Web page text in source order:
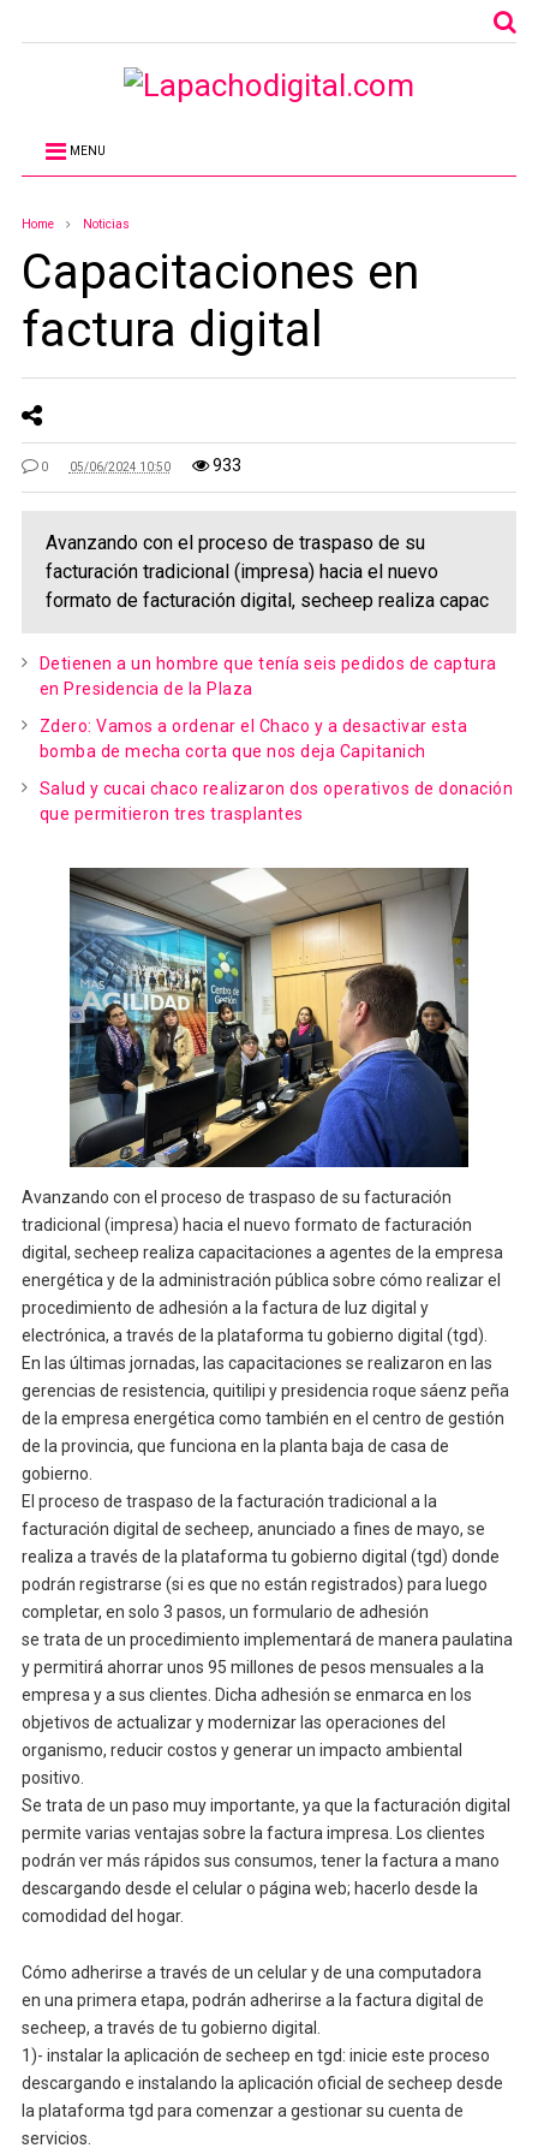
MENU
Home Noticias
Capacitaciones en
factura digital
0 05/06/2024 10:50 933
Avanzando con el proceso de traspaso de su
facturación tradicional (impresa) hacia el nuevo
formato de facturación digital, secheep realiza capac
Detienen a un hombre que tenía seis pedidos de captura
en Presidencia de la Plaza
Zdero: Vamos a ordenar el Chaco y a desactivar esta
bomba de mecha corta que nos deja Capitanich
Salud y cucai chaco realizaron dos operativos de donación
que permitieron tres trasplantes
Avanzando con el proceso de traspaso de su facturación
tradicional (impresa) hacia el nuevo formato de facturación
digital, secheep realiza capacitaciones a agentes de la empresa
energética y de la administración pública sobre cómo realizar el
procedimiento de adhesión a la factura de luz digital y
electrónica, a través de la plataforma tu gobierno digital (tgd).
En las últimas jornadas, las capacitaciones se realizaron en las
gerencias de resistencia, quitilipi y presidencia roque sáenz peña
de la empresa energética como también en el centro de gestión
de la provincia, que funciona en la planta baja de casa de
gobierno.
El proceso de traspaso de la facturación tradicional a la
facturación digital de secheep, anunciado a fines de mayo, se
realiza a través de la plataforma tu gobierno digital (tgd) donde
podrán registrarse (si es que no están registrados) para luego
completar, en solo 3 pasos, un formulario de adhesión
se trata de un procedimiento implementará de manera paulatina
y permitirá ahorrar unos 95 millones de pesos mensuales a la
empresa y a sus clientes. Dicha adhesión se enmarca en los
objetivos de actualizar y modernizar las operaciones del
organismo, reducir costos y generar un impacto ambiental
positivo.
Se trata de un paso muy importante, ya que la facturación digital
permite varias ventajas sobre la factura impresa. Los clientes
podrán ver más rápidos sus consumos, tener la factura a mano
descargando desde el celular o página web; hacerlo desde la
comodidad del hogar.
Cómo adherirse a través de un celular y de una computadora
en una primera etapa, podrán adherirse a la factura digital de
secheep, a través de tu gobierno digital.
1)- instalar la aplicación de secheep en tgd: inicie este proceso
descargando e instalando la aplicación oficial de secheep desde
la plataforma tgd para comenzar a gestionar su cuenta de
servicios.